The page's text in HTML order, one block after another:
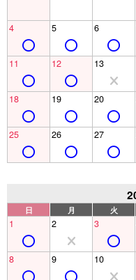
4 5 6
11 12 13
18 19 20
25 26 27
日 月 火
1 2 3
8 9 10